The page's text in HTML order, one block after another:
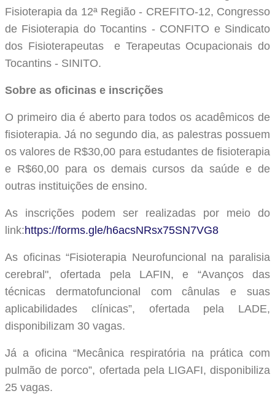
Fisioterapia da 12ª Região - CREFITO-12, Congresso
de Fisioterapia do Tocantins - CONFITO e Sindicato
dos Fisioterapeutas e Terapeutas Ocupacionais do
Tocantins - SINITO.
Sobre as oficinas e inscrições
O primeiro dia é aberto para todos os acadêmicos de
fisioterapia. Já no segundo dia, as palestras possuem
os valores de R$30,00 para estudantes de fisioterapia
e R$60,00 para os demais cursos da saúde e de
outras instituições de ensino.
As inscrições podem ser realizadas por meio do
link:https://forms.gle/h6acsNRsx75SN7VG8
As oficinas “Fisioterapia Neurofuncional na paralisia
cerebral", ofertada pela LAFIN, e “Avanços das
técnicas dermatofuncional com cânulas e suas
aplicabilidades clínicas”, ofertada pela LADE,
disponibilizam 30 vagas.
Já a oficina “Mecânica respiratória na prática com
pulmão de porco”, ofertada pela LIGAFI, disponibiliza
25 vagas.